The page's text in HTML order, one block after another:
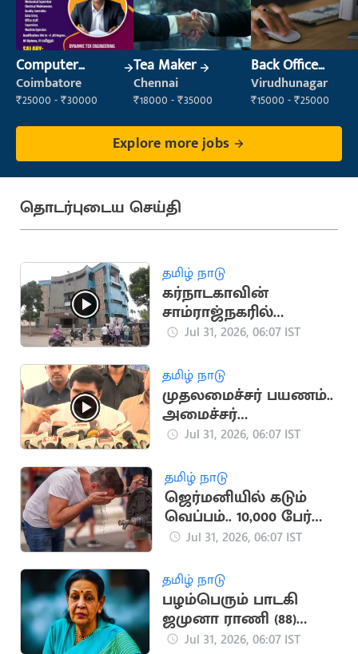
Computer
Operator
Coimbatore
₹25000 - ₹30000
Tea Maker
Chennai
₹18000 - ₹35000
Back Office
Executive
(Administration)
Virudhunagar
₹15000 - ₹25000
Explore more jobs
தொடர்புடைய செய்தி
தமிழ் நாடு
கர்நாடகாவின்
சாம்ராஜ்நகரில்
'ஜனநாயகன்' படத்தின்
Jul 31, 2026, 06:07 IST
தமிழ் நாடு
முதலமைச்சர் பயணம்..
அமைச்சர்
நிர்மல்குமார் தகவல்
Jul 31, 2026, 06:07 IST
தமிழ் நாடு
ஜெர்மனியில் கடும்
வெப்பம்.. 10,000 பேர்
உயிரிழப்பு
Jul 31, 2026, 06:07 IST
தமிழ் நாடு
பழம்பெரும் பாடகி
ஜமுனா ராணி (88)
பெங்களூருவில்
Jul 31, 2026, 06:07 IST